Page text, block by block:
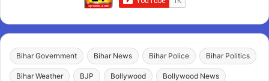
Bihar Government Bihar News Bihar Police Bihar Politics
Bihar Weather BJP Bollywood Bollywood News